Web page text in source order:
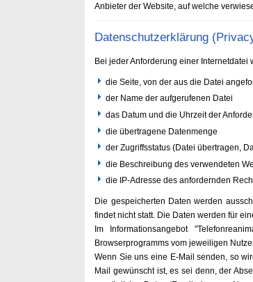
Anbieter der Website, auf welche
Datenschutzerklärung
Bei jeder Anforderung einer
die Seite, von der aus die Datei
der Name der aufgerufenen Datei
das Datum und die Uhrzeit der
die übertragene Datenmenge
der Zugriffsstatus (Datei übertragen,
die Beschreibung des verwendeten
die IP-Adresse des anfordernden
Die gespeicherten Daten werden
findet nicht statt. Die Daten werden für
Im Informationsangebot
Browserprogramms vom jeweiligen
Wenn Sie uns eine E-Mail senden, so
Mail gewünscht ist, es sei denn, der